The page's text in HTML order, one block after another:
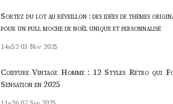
Sortez du lot au réveillon : des idées de thèmes
pour un pull moche de noël unique et personnalisé
14h52 03 Nov 2025
Coiffure Vintage Homme : 12 Styles Rétro qui
Sensation en 2025